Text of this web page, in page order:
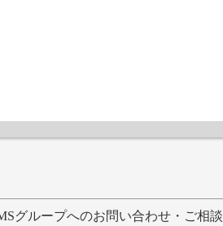
グループへのお問い合わせ・ご相談